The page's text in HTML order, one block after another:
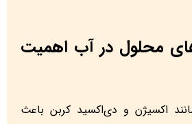
محلول در آب اهمیت
اکسیژن و دی‌اکسید کربن باعث